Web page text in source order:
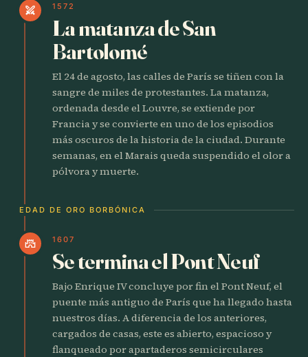
swords 1572
La matanza de San
Bartolomé
El 24 de agosto, las calles de París se tiñen con la
sangre de miles de protestantes. La matanza,
ordenada desde el Louvre, se extiende por
Francia y se convierte en uno de los episodios
más oscuros de la historia de la ciudad. Durante
semanas, en el Marais queda suspendido el olor a
pólvora y muerte.
EDAD DE ORO BORBÓNICA
castle 1607
Se termina el Pont Neuf
Bajo Enrique IV concluye por fin el Pont Neuf, el
puente más antiguo de París que ha llegado hasta
nuestros días. A diferencia de los anteriores,
cargados de casas, este es abierto, espacioso y
flanqueado por apartaderos semicirculares